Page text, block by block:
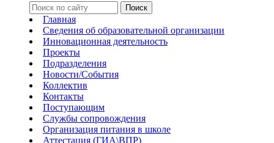
Главная
Сведения об образовательной организации
Инновационная деятельность
Проекты
Подразделения
Новости/События
Коллектив
Контакты
Поступающим
Службы сопровождения
Организация питания в школе
Аттестация (ГИА\ВПР)